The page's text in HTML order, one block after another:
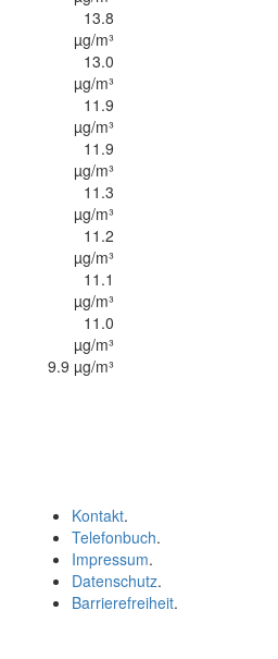
13.8
µg/m³
13.0
µg/m³
11.9
µg/m³
11.9
µg/m³
11.3
µg/m³
11.2
µg/m³
11.1
µg/m³
11.0
µg/m³
9.9 µg/m³
Kontakt.
Telefonbuch.
Impressum.
Datenschutz.
Barrierefreiheit.